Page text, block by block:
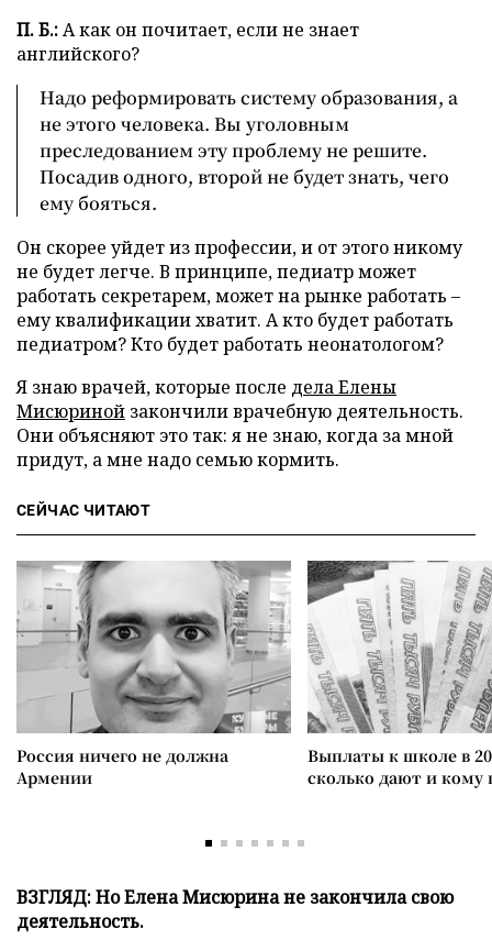
П. Б.:А как он почитает, если не знает
английского?
Надо реформировать систему образования, а
не этого человека. Вы уголовным
преследованием эту проблему не решите.
Посадив одного, второй не будет знать, чего
ему бояться.
Он скорее уйдет из профессии, и от этого никому
не будет легче. В принципе, педиатр может
работать секретарем, может на рынке работать –
ему квалификации хватит. А кто будет работать
педиатром? Кто будет работать неонатологом?
Я знаю врачей, которые после дела Елены
Мисюриной закончили врачебную деятельность.
Они объясняют это так: я не знаю, когда за мной
придут, а мне надо семью кормить.
СЕЙЧАС ЧИТАЮТ
Россия ничего не должна
Армении
Выплаты к школе в
сколько дают и
ВЗГЛЯД:Но Елена Мисюрина не закончила свою
деятельность.